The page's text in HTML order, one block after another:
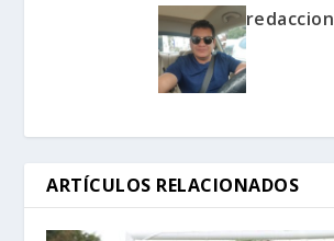
redaccion
ARTÍCULOS RELACIONADOS